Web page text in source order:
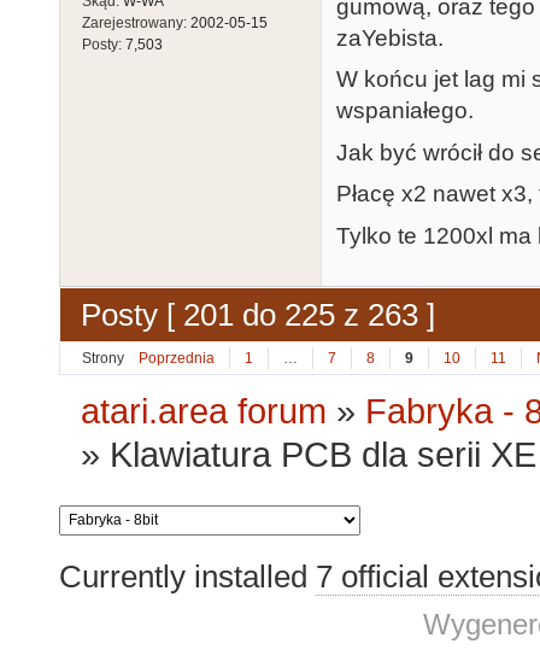
Zarejestrowany: 2002-05-15
Posty: 7,503
gumową, oraz
zaYebista.
W końcu jet lag mi
wspaniałego.
Jak być wrócił do
Płacę x2 nawet
Tylko te 1200xl
Posty [ 201 do 225 z 263 ]
Strony Poprzednia 1 … 7 8 9 10 11
atari.area forum » Fabryka -
» Klawiatura PCB dla serii
Currently installed 7 official